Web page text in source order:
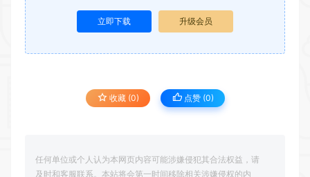
立即下载 升级会员
收藏 (0) 点赞 (0)
任何单位或个人认为本网页内容可能涉嫌侵犯其合法权益，请
及时和客服联系。本站将会第一时间移除相关涉嫌侵权的内